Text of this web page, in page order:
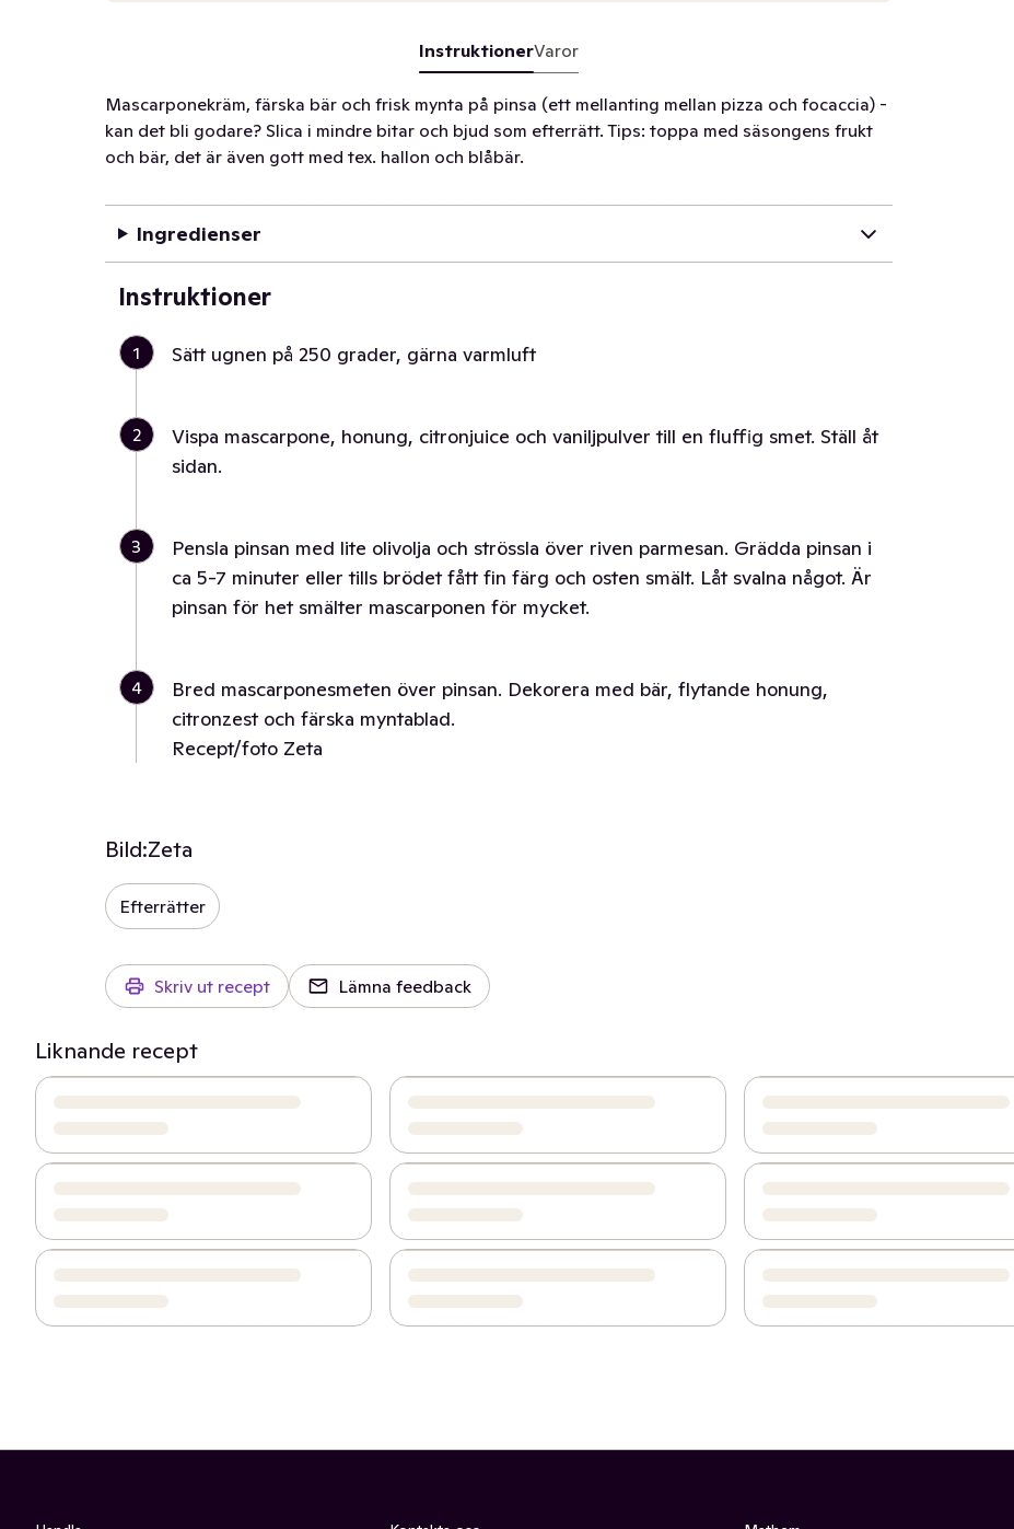
InstruktionerVaror
Mascarponekräm, färska bär och frisk mynta på pinsa (ett mellanting mellan pizza och focaccia) -
kan det bli godare? Slica i mindre bitar och bjud som efterrätt. Tips: toppa med säsongens frukt
och bär, det är även gott med tex. hallon och blåbär.
Ingredienser
Instruktioner
1 Sätt ugnen på 250 grader, gärna varmluft
2
Vispa mascarpone, honung, citronjuice och vaniljpulver till en fluffig smet. Ställ åt
sidan.
3
Pensla pinsan med lite olivolja och strössla över riven parmesan. Grädda pinsan i
ca 5-7 minuter eller tills brödet fått fin färg och osten smält. Låt svalna något. Är
pinsan för het smälter mascarponen för mycket.
4
Bred mascarponesmeten över pinsan. Dekorera med bär, flytande honung,
citronzest och färska myntablad.
Recept/foto Zeta
Bild:Zeta
Efterrätter
Skriv ut recept Lämna feedback
Liknande recept